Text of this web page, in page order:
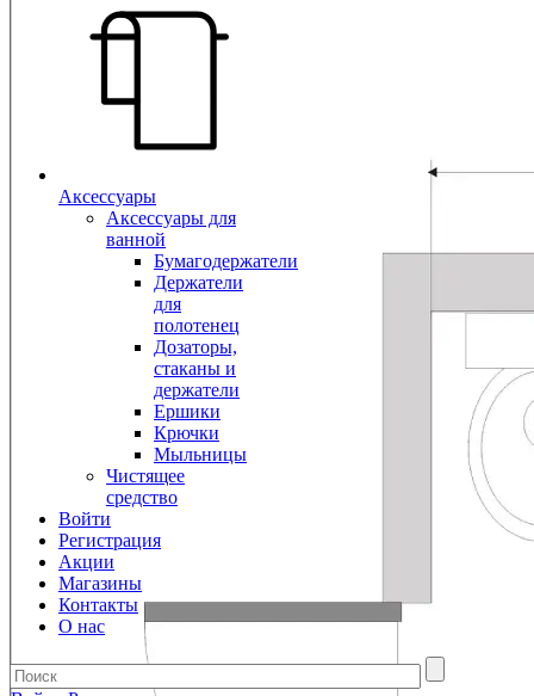
Аксессуары
Аксессуары для
ванной
Бумагодержатели
Держатели
для
полотенец
Дозаторы,
стаканы и
держатели
Ершики
Крючки
Мыльницы
Чистящее
средство
Войти
Регистрация
Акции
Магазины
Контакты
О нас